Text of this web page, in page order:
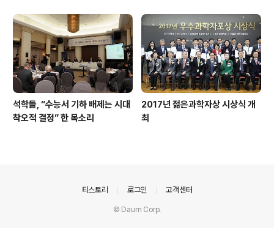
석학들, “수능서 기하 배제는 시대
착오적 결정” 한 목소리
2017년 젊은과학자상 시상식 개
최
티스토리 로그인 고객센터
© Daum Corp.